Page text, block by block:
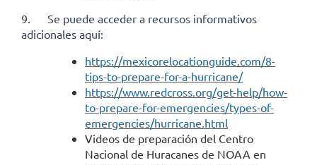
9.
Se puede acceder a recursos informativos
adicionales aquí:
https://mexicorelocationguide.com/8-
tips-to-prepare-for-a-hurricane/
https://www.redcross.org/get-help/how-
to-prepare-for-emergencies/types-of-
emergencies/hurricane.html
Videos de preparación del Centro
Nacional de Huracanes de NOAA en